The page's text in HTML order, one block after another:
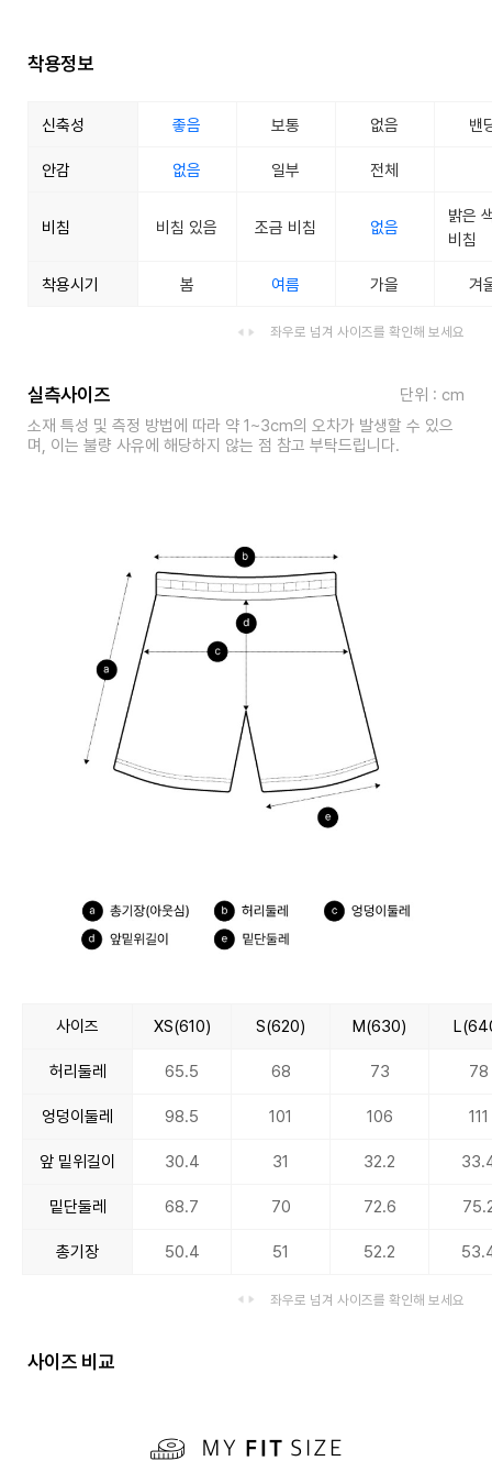
착용정보
신축성 좋음 보통 없음 밴
안감 없음 일부 전체
비침 비침 있음 조금 비침 없음
밝은
비침
착용시기 봄 여름 가을 겨
좌우로 넘겨 사이즈를 확인해 보세요
실측사이즈
단위 : cm
소재 특성 및 측정 방법에 따라 약 1~3cm의 오차가 발생할 수 있으
며, 이는 불량 사유에 해당하지 않는 점 참고 부탁드립니다.
사이즈 XS(610) S(620) M(630)
허리둘레 65.5 68 73 78
엉덩이둘레 98.5 101 106 111
앞 밑위길이 30.4 31 32.2
밑단둘레 68.7 70 72.6
총기장 50.4 51 52.2
좌우로 넘겨 사이즈를 확인해 보세요
사이즈 비교